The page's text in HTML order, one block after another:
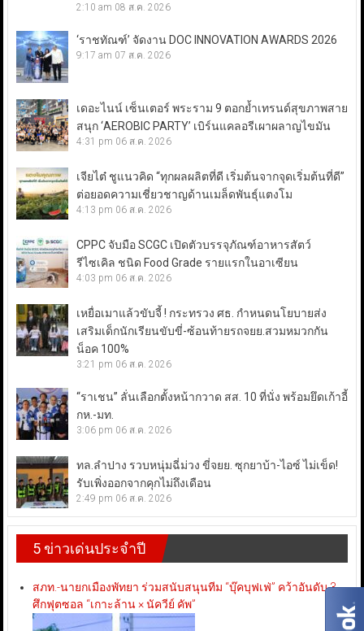
2:10 am 08 ส.ค. 2026
‘ราชทัณฑ์’ จัดงาน DOC INNOVATION AWARDS 2026
9:17 am 07 ส.ค. 2026
เดอะไนน์ เซ็นเตอร์ พระราม 9 ตอกย้ำเทรนด์สุขภาพสาย
สนุก ‘AEROBIC PARTY’ เบิร์นแคลอรีเผาผลาญไขมัน
4:31 pm 06 ส.ค. 2026
เจียไต๋ ชูแนวคิด “ทุกผลผลิตที่ดี เริ่มต้นจากจุดเริ่มต้นที่ดี”
ต่อยอดความเชี่ยวชาญด้านเมล็ดพันธุ์แตงโม
4:13 pm 06 ส.ค. 2026
CPPC จับมือ SCGC เปิดตัวบรรจุภัณฑ์อาหารสัตว์
รีไซเคิล ชนิด Food Grade รายแรกในอาเซียน
4:03 pm 06 ส.ค. 2026
เหยื่อเมาแล้วขับจี้ ! กระทรวง ศธ. กำหนดนโยบายส่ง
เสริมเด็กนักเรียนขับขี่-ซ้อนท้ายรถจยย.สวมหมวกกัน
น็อค 100%
3:21 pm 06 ส.ค. 2026
“ราเชน” ลั่นเลือกตั้งหน้ากวาด สส. 10 ที่นั่ง พร้อมยึดเก้าอี้
กห.-มท.
3:06 pm 06 ส.ค. 2026
ทล.ลำปาง รวบหนุ่มฉี่ม่วง ขี่จยย. ซุกยาบ้า-ไอซ์ ไม่เข็ด!
รับเพิ่งออกจากคุกไม่ถึงเดือน
2:49 pm 06 ส.ค. 2026
5 ข่าวเด่นประจำปี
สภท.-นายกเมืองพัทยา ร่วมสนับสนุนทีม “บุ๊คบุฟเฟ่” คว้าอันดับ 3
ศึกฟุตซอล “เกาะล้าน × นัควีย์ คัพ”